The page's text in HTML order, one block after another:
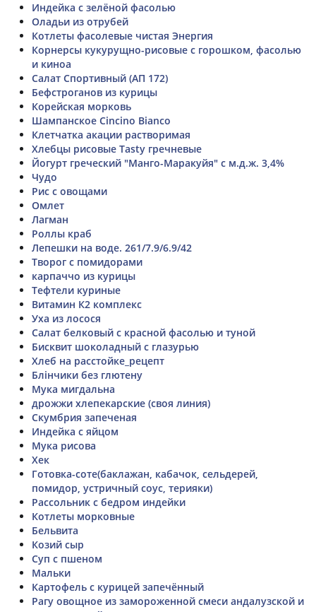
Индейка с зелёной фасолью
Оладьи из отрубей
Котлеты фасолевые чистая Энергия
Корнерсы кукурущно-рисовые с горошком, фасолью
и киноа
Салат Спортивный (АП 172)
Бефстроганов из курицы
Корейская морковь
Шампанское Cincino Bianco
Клетчатка акации растворимая
Хлебцы рисовые Tasty гречневые
Йогурт греческий "Манго-Маракуйя" с м.д.ж. 3,4%
Чудо
Рис с овощами
Омлет
Лагман
Роллы краб
Лепешки на воде. 261/7.9/6.9/42
Творог с помидорами
карпаччо из курицы
Тефтели куриные
Витамин К2 комплекс
Уха из лосося
Салат белковый с красной фасолью и туной
Бисквит шоколадный с глазурью
Хлеб на расстойке_рецепт
Блінчики без глютену
Мука мигдальна
дрожжи хлепекарские (своя линия)
Скумбрия запеченая
Индейка с яйцом
Мука рисова
Хек
Готовка-соте(баклажан, кабачок, сельдерей,
помидор, устричный соус, терияки)
Рассольник с бедром индейки
Котлеты морковные
Бельвита
Козий сыр
Суп с пшеном
Мальки
Картофель с курицей запечённый
Рагу овощное из замороженной смеси андалузской и